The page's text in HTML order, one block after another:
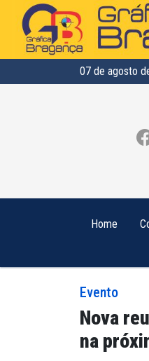
07 de agosto
Home
Evento
Nova
na